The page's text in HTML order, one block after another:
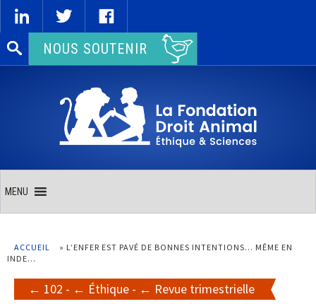
Rechercher :NOUS SOUTENIR
MENU
ACCUEIL » L’ENFER EST PAVÉ DE BONNES INTENTIONS… MÊME EN
INDE…
102 - Éthique -
Revue trimestrielle